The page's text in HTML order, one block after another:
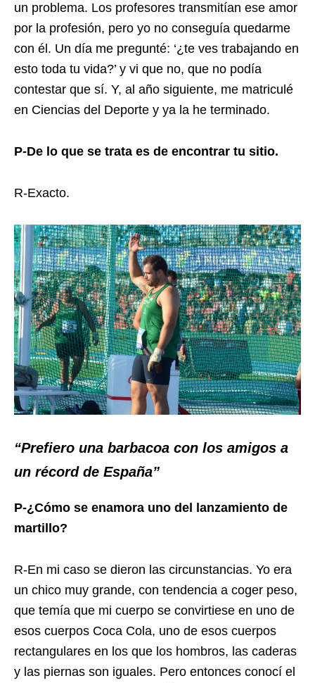
un problema. Los profesores transmitían ese amor
por la profesión, pero yo no conseguía quedarme
con él. Un día me pregunté: ‘¿te ves trabajando en
esto toda tu vida?’ y vi que no, que no podía
contestar que sí. Y, al año siguiente, me matriculé
en Ciencias del Deporte y ya la he terminado.
P-De lo que se trata es de encontrar tu sitio.
R-Exacto.
“Prefiero una barbacoa con los amigos a
un récord de España”
P-¿Cómo se enamora uno del lanzamiento de
martillo?
R-En mi caso se dieron las circunstancias. Yo era
un chico muy grande, con tendencia a coger peso,
que temía que mi cuerpo se convirtiese en uno de
esos cuerpos Coca Cola, uno de esos cuerpos
rectangulares en los que los hombros, las caderas
y las piernas son iguales. Pero entonces conocí el